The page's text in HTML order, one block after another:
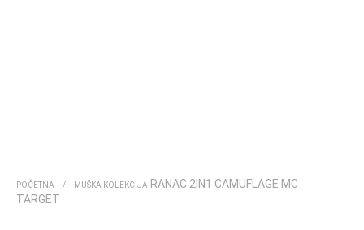
POČETNA / MUŠKA KOLEKCIJA RANAC 2IN1 CAMUFLAGE MC
TARGET